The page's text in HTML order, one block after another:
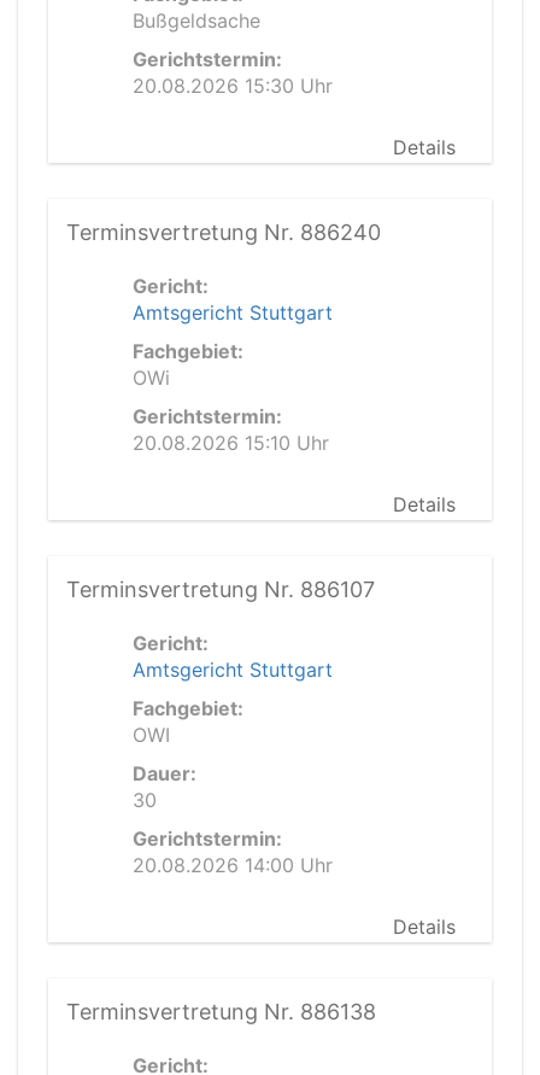
Bußgeldsache
Gerichtstermin:
20.08.2026 15:30 Uhr
Details
Terminsvertretung Nr. 886240
Gericht:
Amtsgericht Stuttgart
Fachgebiet:
OWi
Gerichtstermin:
20.08.2026 15:10 Uhr
Details
Terminsvertretung Nr. 886107
Gericht:
Amtsgericht Stuttgart
Fachgebiet:
OWI
Dauer:
30
Gerichtstermin:
20.08.2026 14:00 Uhr
Details
Terminsvertretung Nr. 886138
Gericht: